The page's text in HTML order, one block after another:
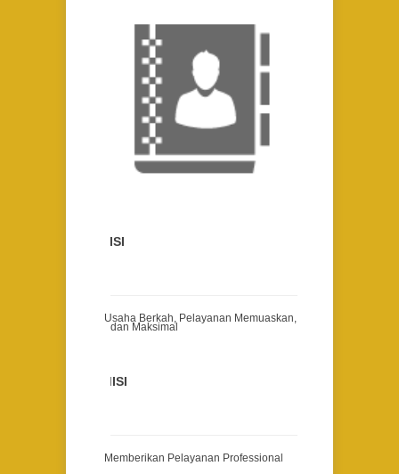
VISI
Usaha Berkah, Pelayanan Memuaskan,
dan Maksimal
MISI
Memberikan Pelayanan Professional